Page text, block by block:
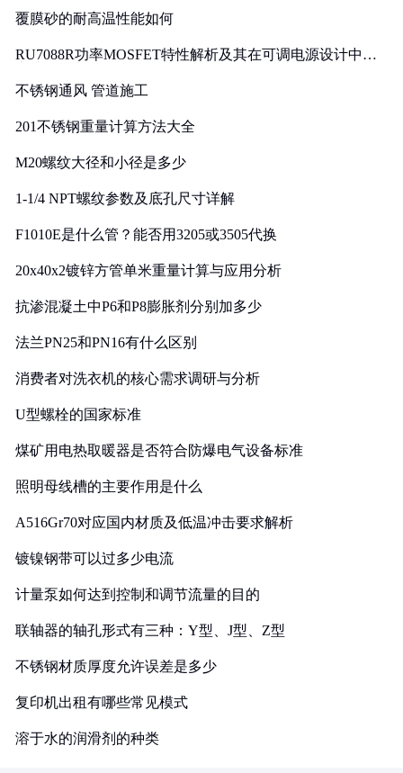
覆膜砂的耐高温性能如何
RU7088R功率MOSFET特性解析及其在可调电源设计中的
不锈钢通风 管道施工
201不锈钢重量计算方法大全
M20螺纹大径和小径是多少
1-1/4 NPT螺纹参数及底孔尺寸详解
F1010E是什么管？能否用3205或3505代换
20x40x2镀锌方管单米重量计算与应用分析
抗渗混凝土中P6和P8膨胀剂分别加多少
法兰PN25和PN16有什么区别
消费者对洗衣机的核心需求调研与分析
U型螺栓的国家标准
煤矿用电热取暖器是否符合防爆电气设备标准
照明母线槽的主要作用是什么
A516Gr70对应国内材质及低温冲击要求解析
镀镍钢带可以过多少电流
计量泵如何达到控制和调节流量的目的
联轴器的轴孔形式有三种：Y型、J型、Z型
不锈钢材质厚度允许误差是多少
复印机出租有哪些常见模式
溶于水的润滑剂的种类